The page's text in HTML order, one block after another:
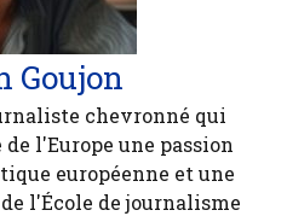
Goujon
chevronné qui
l'Europe une passion
européenne et une
l'École de journalisme